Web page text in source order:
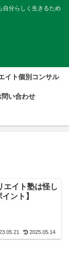
自分らしく生きるため
イト個別コンサル
問い合わせ
イト塾は怪し
ント】
2025.05.14